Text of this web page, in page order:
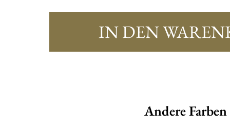
IN DEN
Andere Farben